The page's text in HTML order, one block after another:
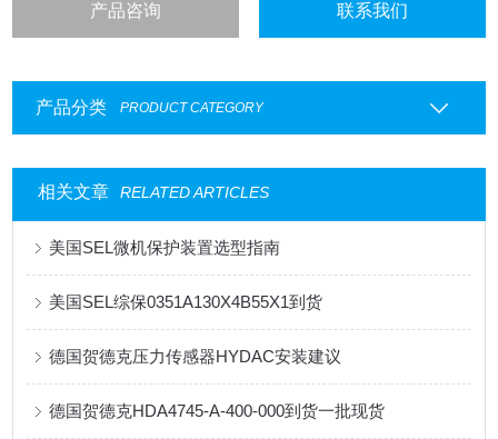
产品咨询 联系我们
产品分类 PRODUCT CATEGORY
相关文章 RELATED ARTICLES
美国SEL微机保护装置选型指南
美国SEL综保0351A130X4B55X1到货
德国贺德克压力传感器HYDAC安装建议
德国贺德克HDA4745-A-400-000到货一批现货